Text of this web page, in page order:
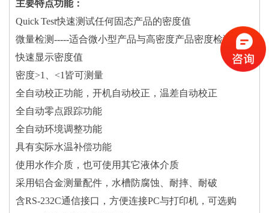
主要特点功能：
Quick Test快速测试任何固态产品的密度值
微量检测-----适合微小型产品与高密度产品密度检测
快速显示密度值
密度>1、<1皆可测量
全自动校正功能，开机自动校正，温差自动校正
全自动零点跟踪功能
全自动环境调整功能
具有实际水温补偿功能
使用水作介质，也可使用其它液体介质
采用铝合金测量配件，水槽防腐蚀、耐摔、耐破
含RS-232C通信接口，方便连接PC与打印机，可选购